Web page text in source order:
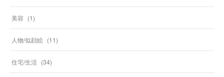
美容 (1)
人物/似顔絵 (11)
住宅/生活 (34)